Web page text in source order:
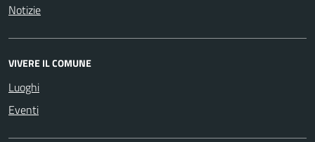
Notizie
VIVERE IL COMUNE
Luoghi
Eventi